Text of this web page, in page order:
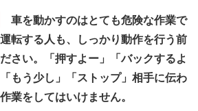
車を動かすのはとても危険な作業で
転する人も、しっかり動作を行う前
さい。「押すよー」「バックするよ
もう少し」「ストップ」相手に伝わ
業をしてはいけません。